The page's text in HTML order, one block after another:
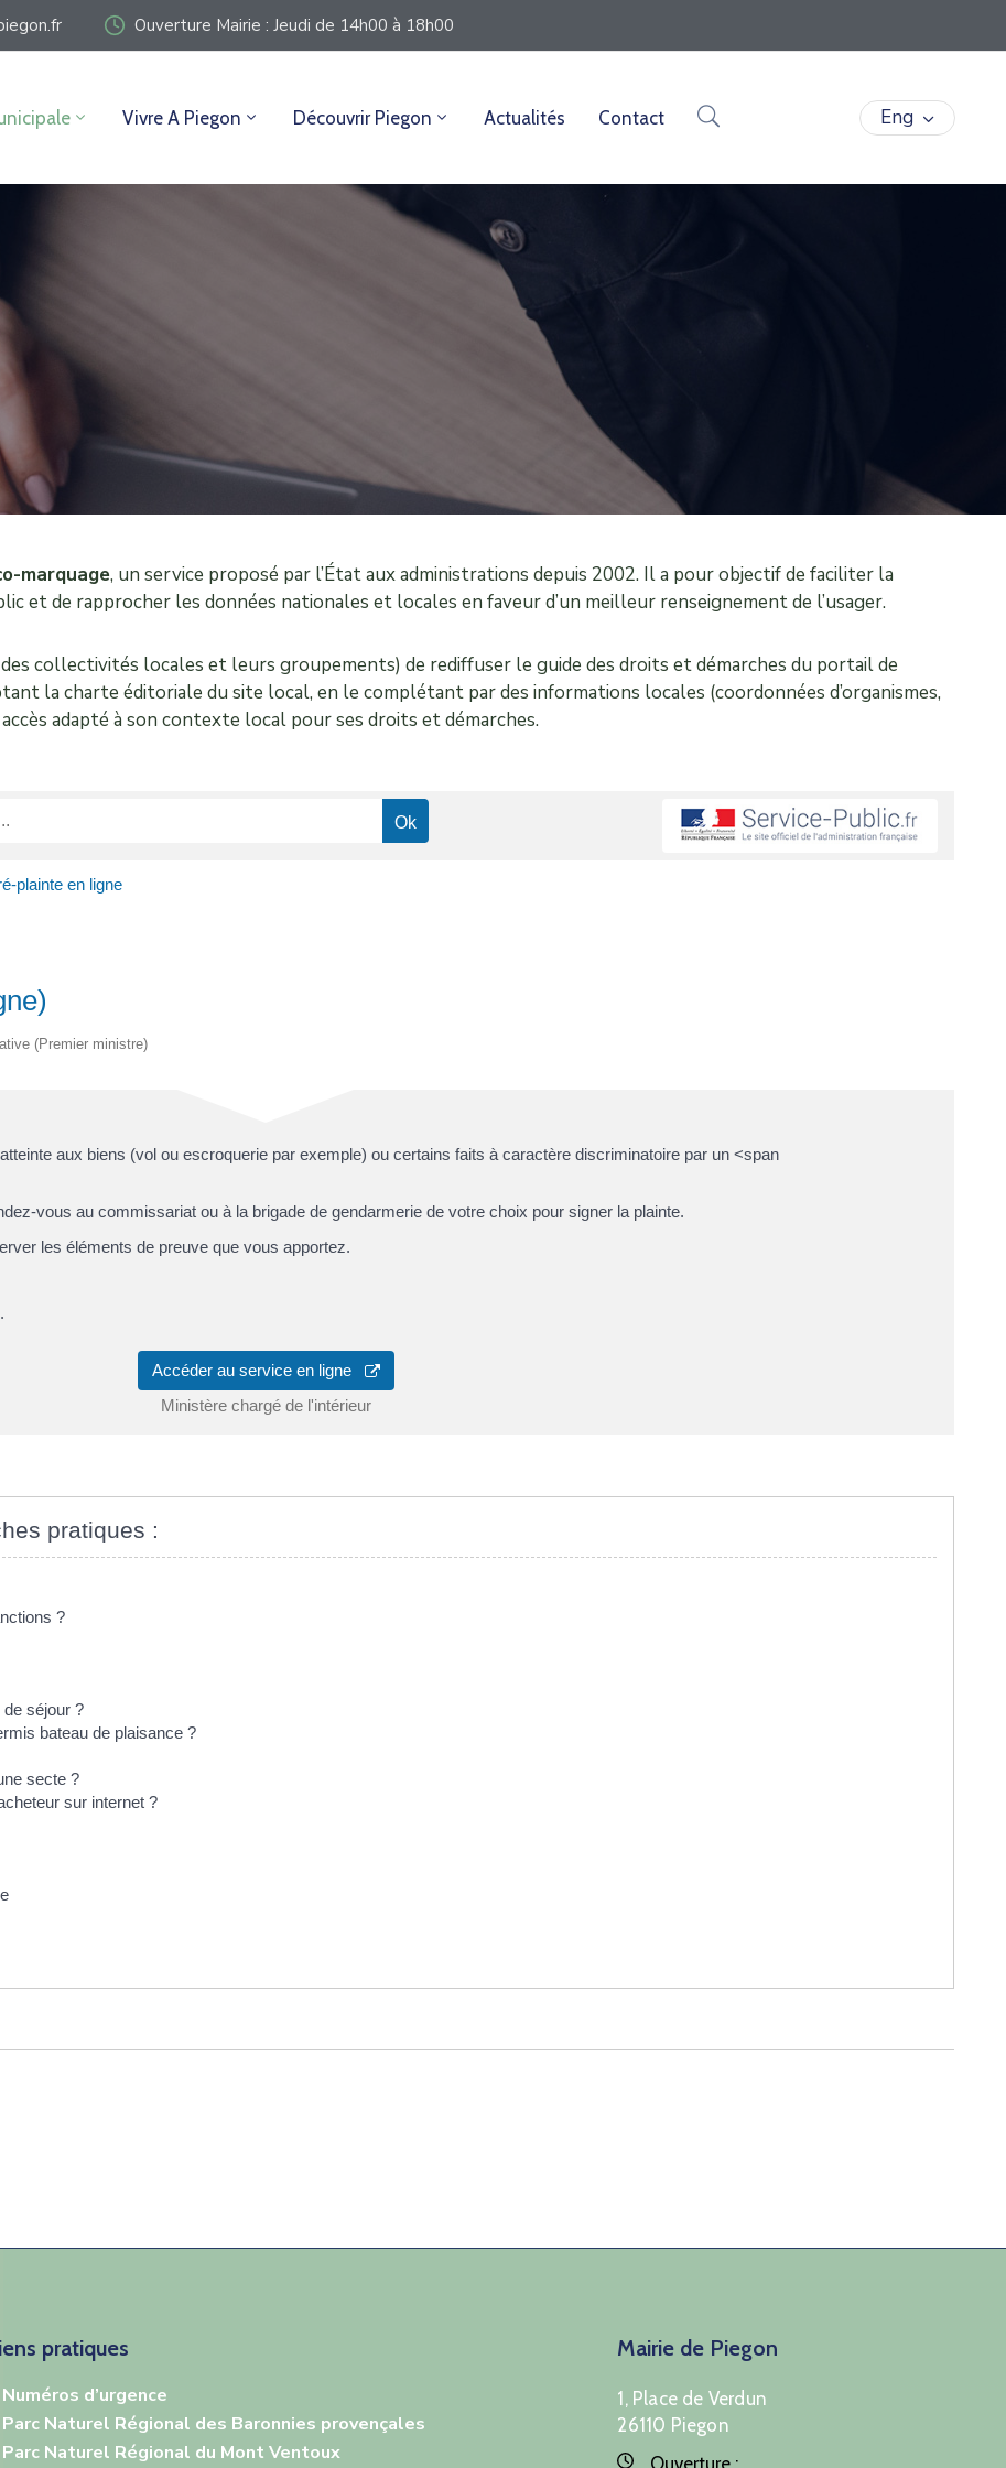
Ouverture Mairie : Jeudi de 14h00 à 18h00
Vivre A Piegon Découvrir Piegon Actualités Contact Eng
marquage, un service proposé par l’État aux administrations depuis 2002. Il a pour objectif de faciliter la
et de rapprocher les données nationales et locales en faveur d’un meilleur renseignement de l’usager.
collectivités locales et leurs groupements) de rediffuser le guide des droits et démarches du portail de
la charte éditoriale du site local, en le complétant par des informations locales (coordonnées d’organismes,
adapté à son contexte local pour ses droits et démarches.
plainte en ligne
(Premier ministre)
aux biens (vol ou escroquerie par exemple) ou certains faits à caractère discriminatoire par un <span
vous au commissariat ou à la brigade de gendarmerie de votre choix pour signer la plainte.
les éléments de preuve que vous apportez.
Accéder au service en ligne
Ministère chargé de l'intérieur
pratiques :
?
séjour ?
bateau de plaisance ?
secte ?
sur internet ?
pratiques
Numéros d’urgence
Parc Naturel Régional des Baronnies provençales
Parc Naturel Régional du Mont Ventoux
Mairie de Piegon
1, Place de Verdun
26110 Piegon
Ouverture :